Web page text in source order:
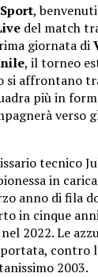
,
del match
giornata di
, il torneo
si affrontano
più in
verso
tecnico
in
anno di fila
in cinque
2022. Le
contro
2003.